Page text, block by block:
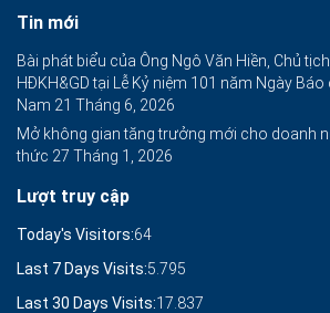
Tin mới
Bài phát biểu của Ông Ngô Văn Hiền, Chủ
HĐKH&GD tại Lễ Kỷ niệm 101 năm Ngày
Nam 21 Tháng 6, 2026
Mở không gian tăng trưởng mới cho doanh
thức 27 Tháng 1, 2026
Lượt truy cập
Today's Visitors:64
Last 7 Days Visits:5.795
Last 30 Days Visits:17.837